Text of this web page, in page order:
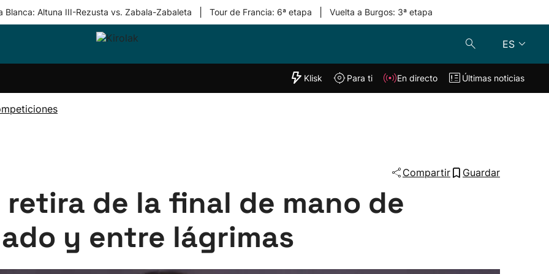
Blanca: Altuna III-Rezusta vs. Zabala-Zabaleta Tour de Francia: 6ª etapa Vuelta a Burgos: 3ª etapa
ES
Equipos
Competiciones
"Helmuga"
Klisk En directo
Klisk Para ti En directo Últimas noticias
Compartir Guardar
retira de la final de mano de
y entre lágrimas